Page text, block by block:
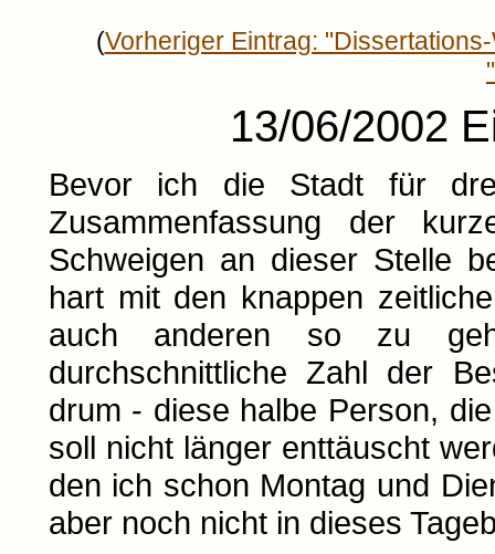
(Vorheriger Eintrag:
13/06/2002
Bevor ich die Stadt für
Zusammenfassung der
Schweigen an dieser Stelle
hart mit den knappen
auch anderen so zu
durchschnittliche Zahl der
drum - diese halbe Person,
soll nicht länger enttäuscht
den ich schon Montag und
aber noch nicht in dieses